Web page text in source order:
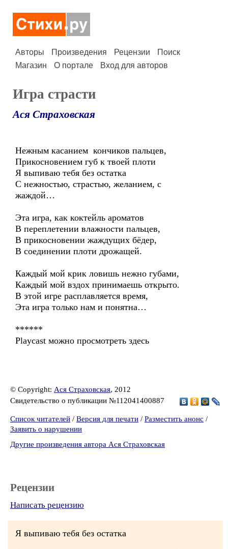
Авторы Произведения Рецензии
Поиск
Магазин
О портале Вход для авторов
Игра страсти
Ася Страховская
Нежным касанием кончиков пальцев,
Прикосновением губ к твоей плоти
Я выпиваю тебя без остатка
С нежностью, страстью, желанием, с
жаждой…
Эта игра, как коктейль ароматов
В переплетении влажности пальцев,
В прикосновении жаждущих бёдер,
В соединении плоти дрожащей.
Каждый мой крик ловишь нежно губами,
Каждый мой вздох принимаешь открыто.
В этой игре расплавляется время,
Эта игра только нам и понятна…
******
Playcast можно просмотреть здесь
© Copyright: Ася Страховская, 2012
Свидетельство о публикации №112041400887
Список читателей / Версия для печати / Разместить анонс /
Заявить о нарушении
Другие произведения автора Ася Страховская
Рецензии
Написать рецензию
Я выпиваю тебя без остатка